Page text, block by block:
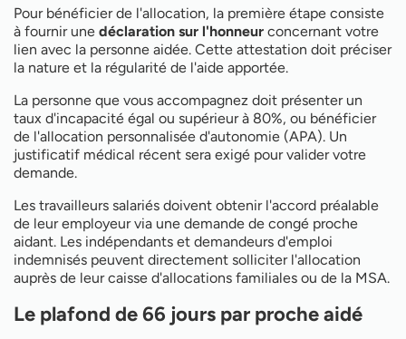
Pour bénéficier de l'allocation, la première étape consiste
à fournir une déclaration sur l'honneur concernant votre
lien avec la personne aidée. Cette attestation doit préciser
la nature et la régularité de l'aide apportée.
La personne que vous accompagnez doit présenter un
taux d'incapacité égal ou supérieur à 80%, ou bénéficier
de l'allocation personnalisée d'autonomie (APA). Un
justificatif médical récent sera exigé pour valider votre
demande.
Les travailleurs salariés doivent obtenir l'accord préalable
de leur employeur via une demande de congé proche
aidant. Les indépendants et demandeurs d'emploi
indemnisés peuvent directement solliciter l'allocation
auprès de leur caisse d'allocations familiales ou de la MSA.
Le plafond de 66 jours par proche aidé